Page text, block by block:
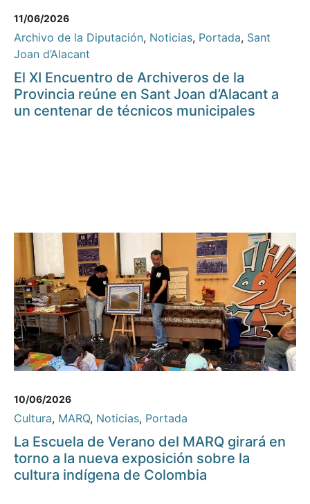
11/06/2026
Archivo de la Diputación, Noticias, Portada, Sant
Joan d’Alacant
El XI Encuentro de Archiveros de la
Provincia reúne en Sant Joan d’Alacant a
un centenar de técnicos municipales
10/06/2026
Cultura, MARQ, Noticias, Portada
La Escuela de Verano del MARQ girará en
torno a la nueva exposición sobre la
cultura indígena de Colombia